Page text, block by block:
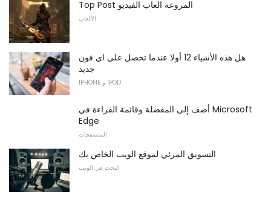
Top Post المروعه العاب الفيديو
الألعاب
هل هذه الأشياء 12 أولا عندما تحصل على اي فون
جديد
IPHONE و IPOD
أضف إلى المفضلة وقائمة القراءة في Microsoft
Edge
المتصفحات
التسويق المرئي لموقع الويب الخاص بك
البحث في الويب